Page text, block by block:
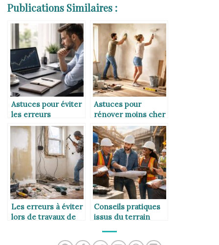
Publications Similaires :
Astuces pour éviter
les erreurs
coûteuses
Astuces pour
rénover moins cher
Les erreurs à éviter
lors de travaux de
Conseils pratiques
issus du terrain